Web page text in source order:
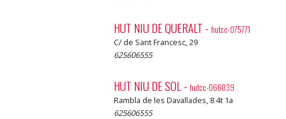
HUT NIU DE QUERALT - hutcc-075771
C/ de Sant Francesc, 29
625606555
HUT NIU DE SOL - hutcc-066039
Rambla de les Davallades, 8 4t 1a
625606555